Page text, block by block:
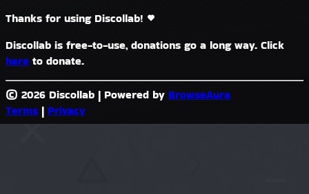
Thanks for using Discollab!
Discollab is free-to-use, donations go a long way. Click
here to donate.
© 2026 Discollab | Powered by BrowseAura
Terms | Privacy